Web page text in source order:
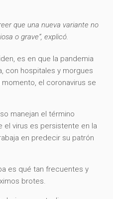
que una nueva variante no
o grave”, explicó.
es en que la pandemia
con hospitales y morgues
el coronavirus se
manejan el término
el virus es persistente en la
en predecir su patrón
es qué tan frecuentes y
brotes.